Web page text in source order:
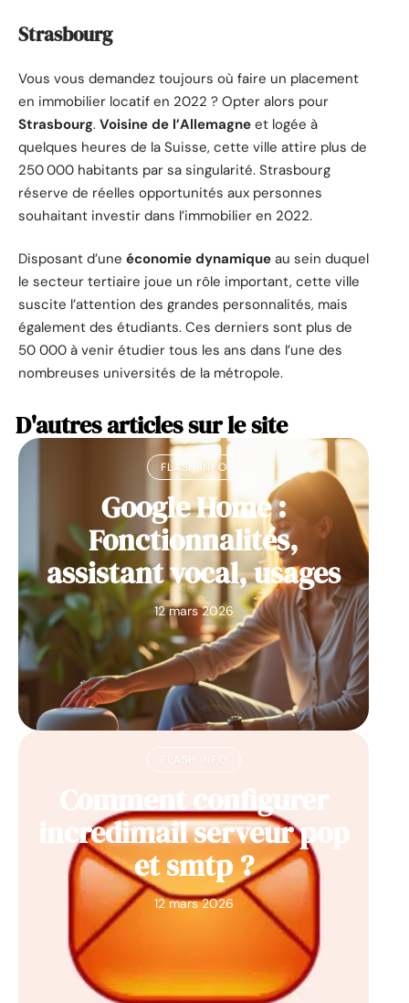
Strasbourg
Vous vous demandez toujours où faire un placement
en immobilier locatif en 2022 ? Opter alors pour
Strasbourg. Voisine de l’Allemagne et logée à
quelques heures de la Suisse, cette ville attire plus de
250 000 habitants par sa singularité. Strasbourg
réserve de réelles opportunités aux personnes
souhaitant investir dans l’immobilier en 2022.
Disposant d’une économie dynamique au sein duquel
le secteur tertiaire joue un rôle important, cette ville
suscite l’attention des grandes personnalités, mais
également des étudiants. Ces derniers sont plus de
50 000 à venir étudier tous les ans dans l’une des
nombreuses universités de la métropole.
D'autres articles sur le site
FLASH INFO
Google Home :
Fonctionnalités,
assistant vocal, usages
12 mars 2026
FLASH INFO
Comment configurer
incredimail serveur pop
et smtp ?
12 mars 2026